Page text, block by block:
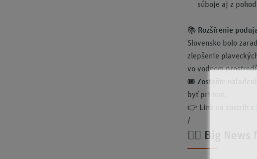
súboje aj z
📚 Rozšírenie
Slovensko bolo
zlepšenie
vo vodnom
🎟 Zostaňte naladení!
byť pri tom.
👉 Link na zostrih z
/
🏊‍♂️ Big News